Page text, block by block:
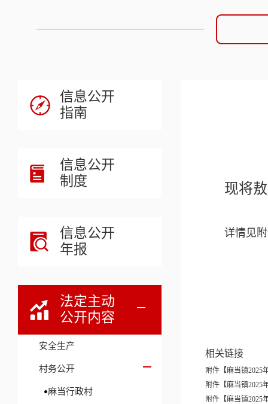
信息公开
指南
信息公开
制度
信息公开
年报
法定主动
公开内容
安全生产
村务公开
麻当行政村
现将
详情见
相关链接
附件【麻当镇2025
附件【麻当镇2025
附件【麻当镇2025